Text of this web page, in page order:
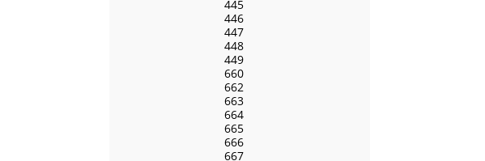
445
446
447
448
449
660
662
663
664
665
666
667